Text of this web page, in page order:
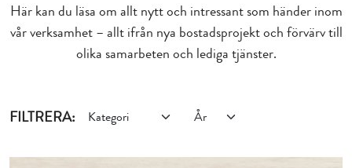
Här kan du läsa om allt nytt och intressant som händer inom
vår verksamhet – allt ifrån nya bostadsprojekt och förvärv till
olika samarbeten och lediga tjänster.
FILTRERA: